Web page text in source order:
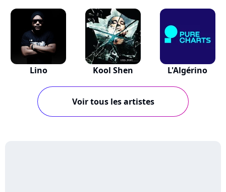
Lino Kool Shen L'Algérino
Voir tous les artistes